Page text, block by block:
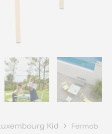
Kid
Fermob